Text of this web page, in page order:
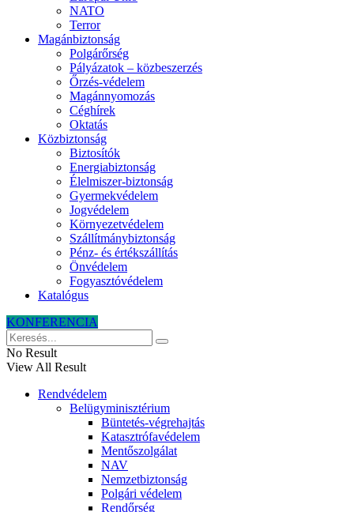
NATO
Terror
Magánbiztonság
Polgárőrség
Pályázatok – közbeszerzés
Őrzés-védelem
Magánnyomozás
Céghírek
Oktatás
Közbiztonság
Biztosítók
Energiabiztonság
Élelmiszer-biztonság
Gyermekvédelem
Jogvédelem
Környezetvédelem
Szállítmánybiztonság
Pénz- és értékszállítás
Önvédelem
Fogyasztóvédelem
Katalógus
KONFERENCIA
No Result
View All Result
Rendvédelem
Belügyminisztérium
Büntetés-végrehajtás
Katasztrófavédelem
Mentőszolgálat
NAV
Nemzetbiztonság
Polgári védelem
Rendőrség